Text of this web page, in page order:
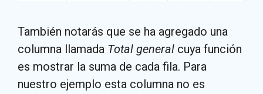
También notarás que se ha agregado una
columna llamada Total general cuya función
es mostrar la suma de cada fila. Para
nuestro ejemplo esta columna no es